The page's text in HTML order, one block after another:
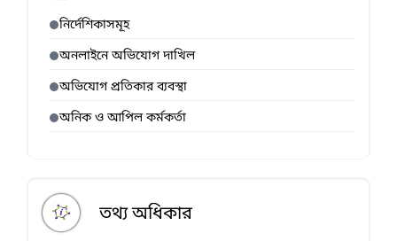
নির্দেশিকাসমূহ
অনলাইনে অভিযোগ দাখিল
অভিযোগ প্রতিকার ব্যবস্থা
অনিক ও আপিল কর্মকর্তা
তথ্য অধিকার